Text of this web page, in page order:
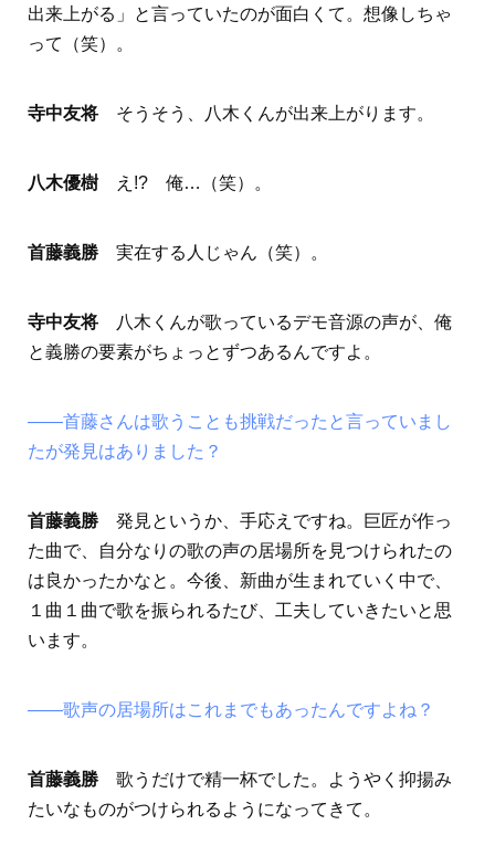
出来上がる」と言っていたのが面白くて。想像しちゃ
って（笑）。
寺中友将 そうそう、八木くんが出来上がります。
八木優樹 え!? 俺…（笑）。
首藤義勝 実在する人じゃん（笑）。
寺中友将
八木くんが歌っているデモ音源の声が、俺
と義勝の要素がちょっとずつあるんですよ。
――首藤さんは歌うことも挑戦だったと言っていまし
たが発見はありました？
首藤義勝 発見というか、手応えですね。巨匠が作っ
た曲で、自分なりの歌の声の居場所を見つけられたの
は良かったかなと。今後、新曲が生まれていく中で、
１曲１曲で歌を振られるたび、工夫していきたいと思
います。
――歌声の居場所はこれまでもあったんですよね？
首藤義勝 歌うだけで精一杯でした。ようやく抑揚み
たいなものがつけられるようになってきて。